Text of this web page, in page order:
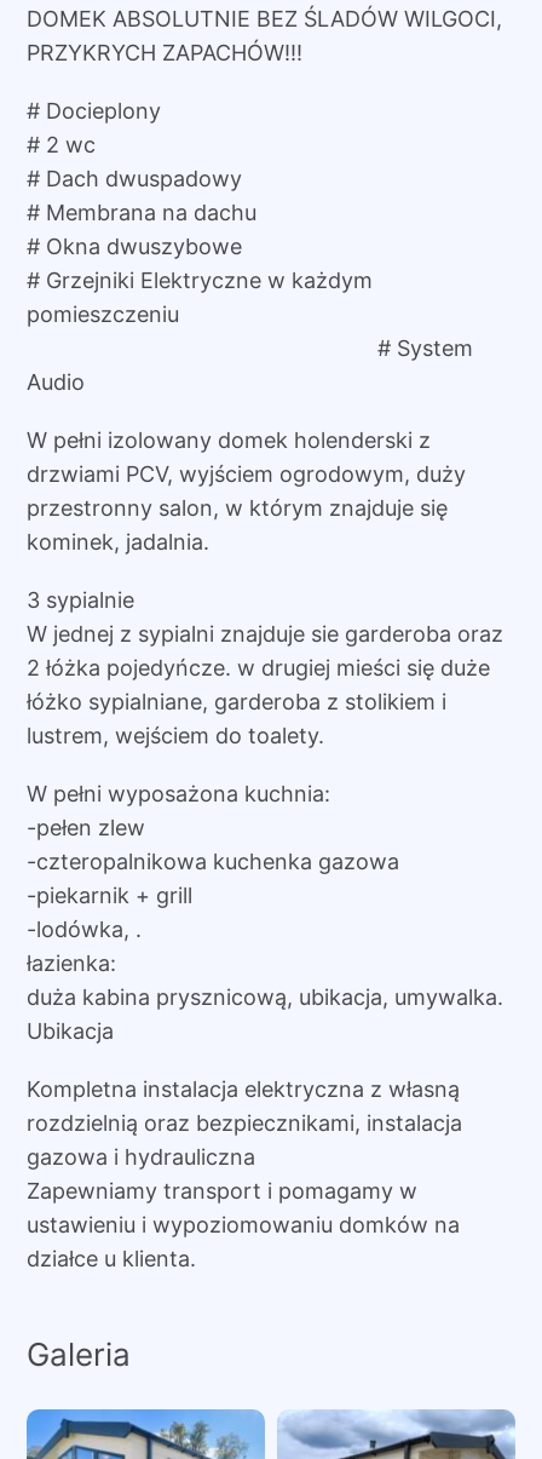
DOMEK ABSOLUTNIE BEZ ŚLADÓW WILGOCI,
PRZYKRYCH ZAPACHÓW!!!
# Docieplony
# 2 wc
# Dach dwuspadowy
# Membrana na dachu
# Okna dwuszybowe
# Grzejniki Elektryczne w każdym
pomieszczeniu
# System
Audio
W pełni izolowany domek holenderski z
drzwiami PCV, wyjściem ogrodowym, duży
przestronny salon, w którym znajduje się
kominek, jadalnia.
3 sypialnie
W jednej z sypialni znajduje sie garderoba oraz
2 łóżka pojedyńcze. w drugiej mieści się duże
łóżko sypialniane, garderoba z stolikiem i
lustrem, wejściem do toalety.
W pełni wyposażona kuchnia:
-pełen zlew
-czteropalnikowa kuchenka gazowa
-piekarnik + grill
-lodówka, .
łazienka:
duża kabina prysznicową, ubikacja, umywalka.
Ubikacja
Kompletna instalacja elektryczna z własną
rozdzielnią oraz bezpiecznikami, instalacja
gazowa i hydrauliczna
Zapewniamy transport i pomagamy w
ustawieniu i wypoziomowaniu domków na
działce u klienta.
Galeria